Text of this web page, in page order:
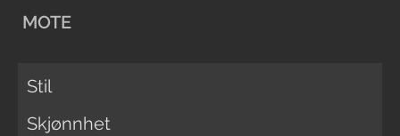
MOTE
Stil
Skjønnhet